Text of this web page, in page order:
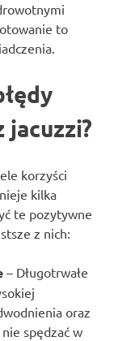
to
jacuzzi?
korzyści
kilka
te pozytywne
z nich:
– Długotrwałe
oraz
spędzać w